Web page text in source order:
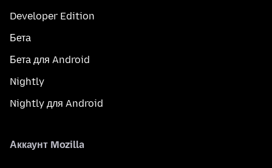
Developer Edition
Бета
Бета для Android
Nightly
Nightly для Android
Аккаунт Mozilla